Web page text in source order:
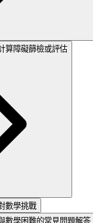
算障礙篩檢或評估
數學挑戰
數學困難的常見問題解答